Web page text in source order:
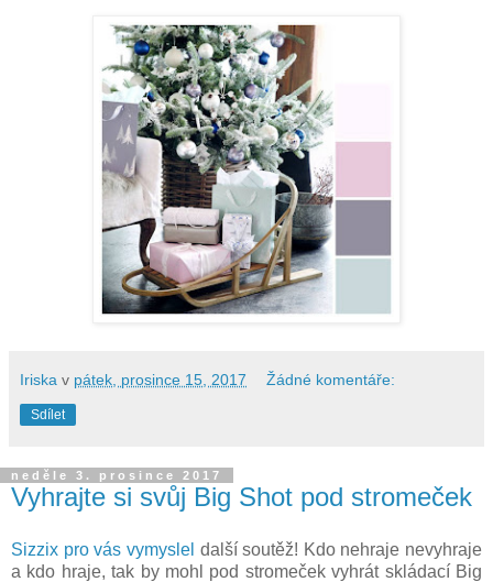
Iriska v pátek, prosince 15, 2017 Žádné komentáře:
Sdílet
neděle 3. prosince 2017
Vyhrajte si svůj Big Shot pod stromeček
Sizzix pro vás vymyslel další soutěž! Kdo nehraje nevyhraje
a kdo hraje, tak by mohl pod stromeček vyhrát skládací Big